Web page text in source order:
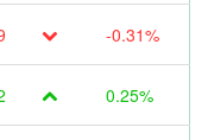
-0.31%
0.25%